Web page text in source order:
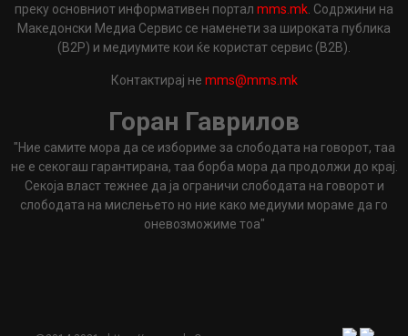
преку основниот информативен портал mms.mk . Содржини на
Македонски Медиа Сервис се наменети за широката публика
(B2P) и медиумите кои ќе користат сервис (B2B).
Контактирај не mms@mms.mk
Горан Гаврилов
"Ние самите мора да се избориме за слободата на говорот, таа
не е секогаш гарантирана, таа борба мора да продолжи до крај.
Секоја власт тежнее да ја ограничи слободата на говорот и
слободата на мислењето но ние како медиуми мораме да го
оневозможиме тоа"